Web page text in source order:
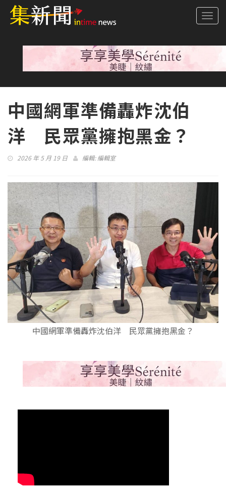
中國網軍準備轟炸沈伯
洋 民眾黨擁抱黑金？
2026 年 5 月 19 日 編輯:編輯室
中國網軍準備轟炸沈伯洋 民眾黨擁抱黑金？